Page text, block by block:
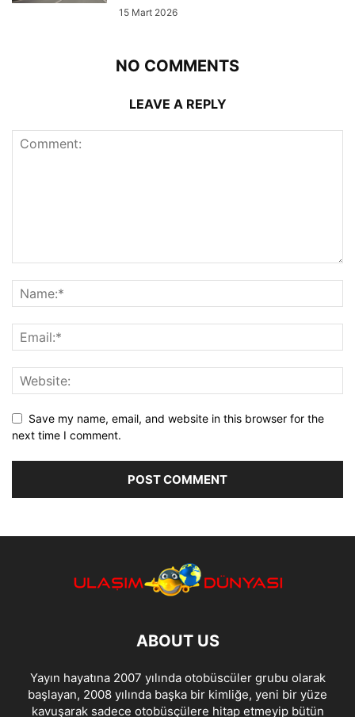
15 Mart 2026
NO COMMENTS
LEAVE A REPLY
Save my name, email, and website in this browser for the
next time I comment.
ABOUT US
Yayın hayatına 2007 yılında otobüscüler grubu olarak
başlayan, 2008 yılında başka bir kimliğe, yeni bir yüze
kavuşarak sadece otobüsçülere hitap etmeyip bütün